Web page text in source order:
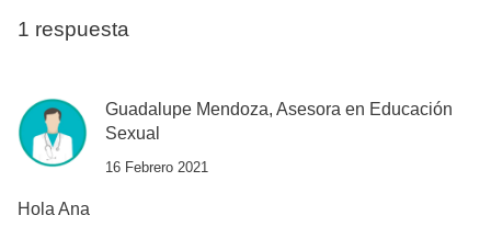
1 respuesta
Guadalupe Mendoza, Asesora en Educación
Sexual
16 Febrero 2021
Hola Ana